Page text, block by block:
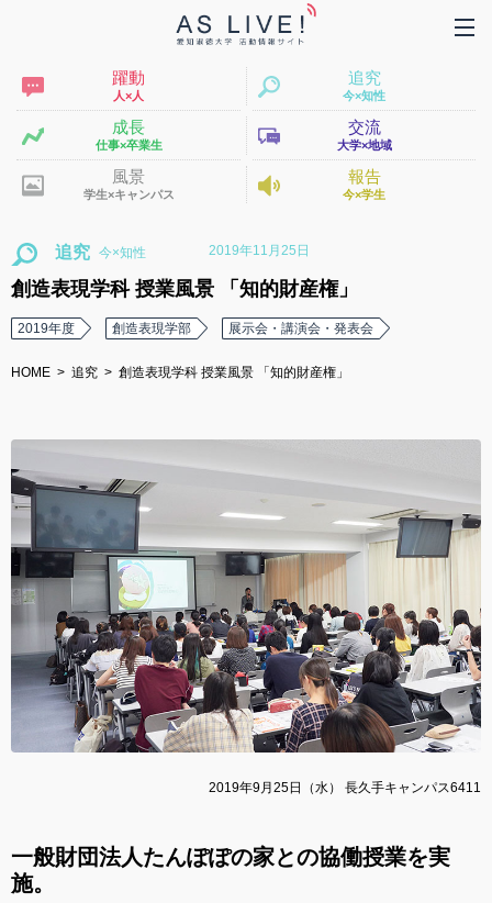
躍動
人×人
追究
今×知性
成長
仕事×卒業生
交流
大学×地域
風景
学生×キャンパス
報告
今×学生
追究 2019年11月25日
創造表現学科 授業風景 「知的財産権」
2019年度 創造表現学部 展示会・講演会・発表会
HOME 追究 創造表現学科 授業風景 「知的財産権」
2019年9月25日（水） 長久手キャンパス6411
一般財団法人たんぽぽの家との協働授業を実
施。